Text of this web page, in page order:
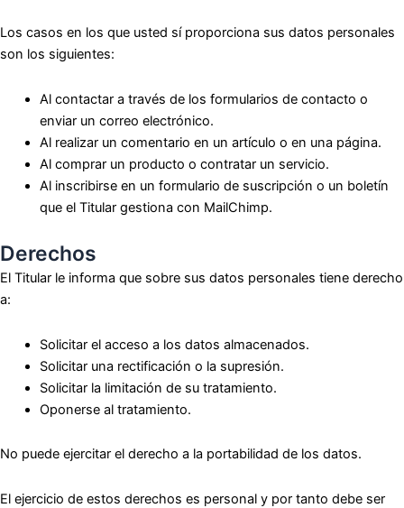
Los casos en los que usted sí proporciona sus datos personales
son los siguientes:
Al contactar a través de los formularios de contacto o
enviar un correo electrónico.
Al realizar un comentario en un artículo o en una página.
Al comprar un producto o contratar un servicio.
Al inscribirse en un formulario de suscripción o un boletín
que el Titular gestiona con MailChimp.
Derechos
El Titular le informa que sobre sus datos personales tiene derecho
a:
Solicitar el acceso a los datos almacenados.
Solicitar una rectificación o la supresión.
Solicitar la limitación de su tratamiento.
Oponerse al tratamiento.
No puede ejercitar el derecho a la portabilidad de los datos.
El ejercicio de estos derechos es personal y por tanto debe ser